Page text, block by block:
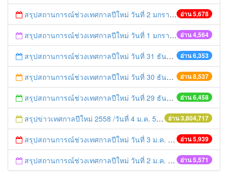
อ่าน 5,678
สรุปสถานการณ์ช่วงเทศกาลปีใหม่ วันที่ 2 มกราคม 2559
อ่าน 4,564
สรุปสถานการณ์ช่วงเทศกาลปีใหม่ วันที่ 1 มกราคม 2559
อ่าน 6,353
สรุปสถานการณ์ช่วงเทศกาลปีใหม่ วันที่ 31 ธันวาคม 2558
อ่าน 8,537
สรุปสถานการณ์ช่วงเทศกาลปีใหม่ วันที่ 30 ธันวาคม 2558
อ่าน 6,458
สรุปสถานการณ์ช่วงเทศกาลปีใหม่ วันที่ 29 ธันวาคม 2558
อ่าน 3,804,717
สรุปข่าวเทศกาลปีใหม่ 2558 /วันที่ 4 ม.ค. 58
อ่าน 5,939
สรุปสถานการณ์ช่วงเทศกาลปีใหม่ วันที่ 3 ม.ค. 58
อ่าน 5,571
สรุปสถานการณ์ช่วงเทศกาลปีใหม่ วันที่ 2 ม.ค. 58